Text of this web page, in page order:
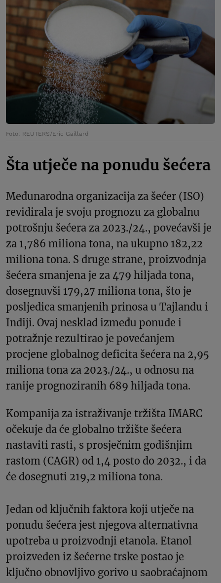
Foto: REUTERS/Eric Gaillard
Šta utječe na ponudu šećera
Međunarodna organizacija za šećer (ISO)
revidirala je svoju prognozu za globalnu
potrošnju šećera za 2023./24., povećavši je
za 1,786 miliona tona, na ukupno 182,22
miliona tona. S druge strane, proizvodnja
šećera smanjena je za 479 hiljada tona,
dosegnuvši 179,27 miliona tona, što je
posljedica smanjenih prinosa u Tajlandu i
Indiji. Ovaj nesklad između ponude i
potražnje rezultirao je povećanjem
procjene globalnog deficita šećera na 2,95
miliona tona za 2023./24., u odnosu na
ranije prognoziranih 689 hiljada tona.
Kompanija za istraživanje tržišta IMARC
očekuje da će globalno tržište šećera
nastaviti rasti, s prosječnim godišnjim
rastom (CAGR) od 1,4 posto do 2032., i da
će dosegnuti 219,2 miliona tona.
Jedan od ključnih faktora koji utječe na
ponudu šećera jest njegova alternativna
upotreba u proizvodnji etanola. Etanol
proizveden iz šećerne trske postao je
ključno obnovljivo gorivo u saobraćajnom